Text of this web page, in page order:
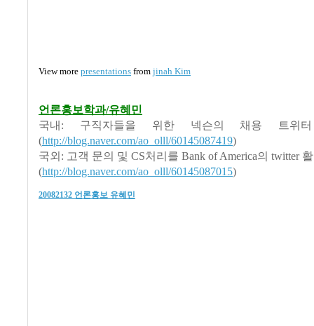
View more presentations from jinah Kim
언론홍보학과/유혜민
국내: 구직자들을 위한 넥슨의 채용 트위
(http://blog.naver.com/ao_olll/60145087419)
국외: 고객 문의 및 CS처리를 Bank of America의 twitter
(http://blog.naver.com/ao_olll/60145087015)
20082132 언론홍보 유혜민